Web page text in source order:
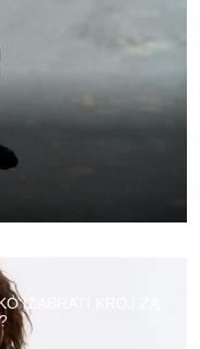
IZABRATI KROJ ZA